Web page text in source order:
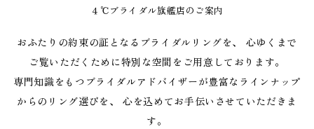
４℃ブライダル旗艦店のご案内
おふたりの約束の証となるブライダルリングを、
心ゆくまで
ご覧いただくために特別な空間をご用意しております。
専門知識をもつブライダルアドバイザーが豊富なラインナップ
からのリング選びを、
心を込めてお手伝いさせていただきま
す。